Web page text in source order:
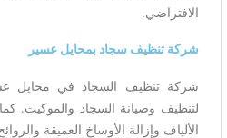
الافتراضي.
شركة تنظيف سجاد بمحايل عسير
شركة تنظيف السجاد في محايل
لتنظيف وصيانة السجاد والموكيت.
الألياف وإزالة الأوساخ العميقة